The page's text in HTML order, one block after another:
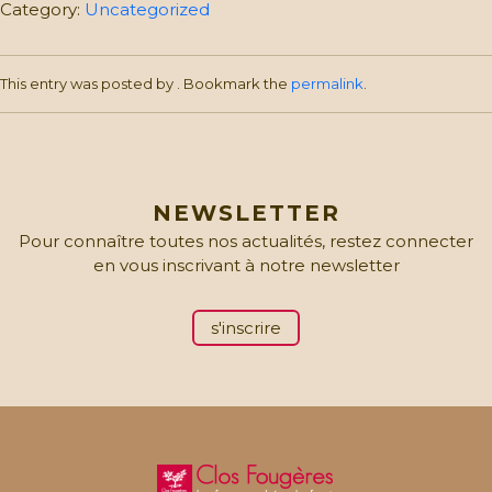
la
Adultes
(gratuit)
Category: Uncategorized
This entry was posted by . Bookmark the permalink
NEWSLETTER
Pour connaître toutes nos actualités, restez connecter
en vous inscrivant à notre newsletter
s'inscrire